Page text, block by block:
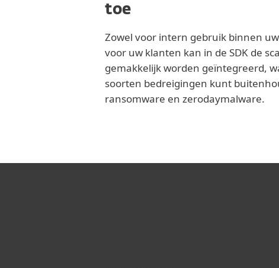
toe
Zowel voor intern gebruik binnen
voor uw klanten kan in de SDK de
gemakkelijk worden geïntegreerd,
soorten bedreigingen kunt
ransomware en zerodaymalware.